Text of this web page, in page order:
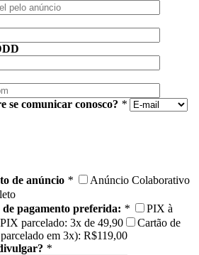
se comunicar conosco? *
de anúncio *
Anúncio Colaborativo
de pagamento preferida: *
PIX à
PIX parcelado: 3x de 49,90
Cartão de
em 3x): R$119,00
*